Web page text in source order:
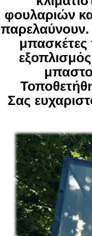
φουλαριών
παρελαύνουν.
μπασκέτες
Σας